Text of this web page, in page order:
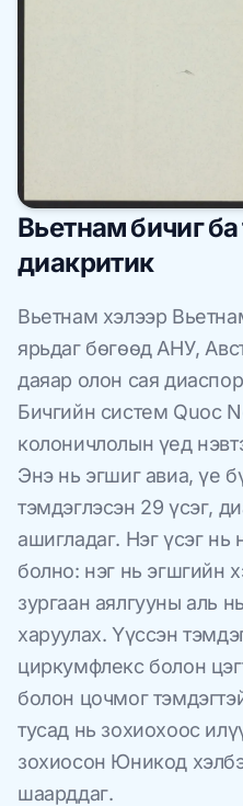
Вьетнам бичиг
диакритик
Вьетнам хэлээр
ярьдаг бөгөөд АНУ,
даяар олон сая
Бичгийн систем Quoc
колоничлолын үед
Энэ нь эгшиг авиа, үе
тэмдэглэсэн 29 үсэг,
ашигладаг. Нэг үсэг нь
болно: нэг нь эгшгийн
зургаан аялгууны аль
харуулах. Үүссэн
циркумфлекс болон
болон цочмог
тусад нь зохиохоос
зохиосон Юникод
шаарддаг.